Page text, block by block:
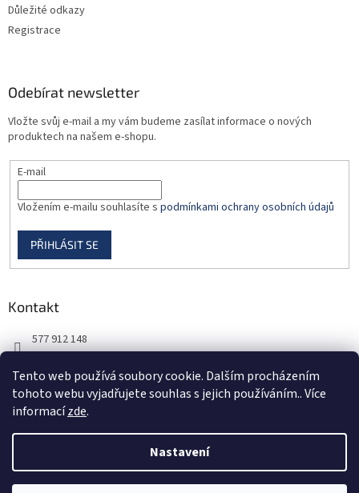
Tento web používá soubory cookie. Dalším procházením
tohoto webu vyjadřujete souhlas s jejich používáním.. Více
informacízde.
Nastavení
Důležité odkazy
Registrace
Odebírat newsletter
Vložte svůj e-mail a my vám budeme zasílat informace o nových
produktech na našem e-shopu.
E-mail
Vložením e-mailu souhlasíte s podmínkami ochrany osobních údajů
PŘIHLÁSIT SE
Kontakt
577 912 148
Vytvořil Shoptet